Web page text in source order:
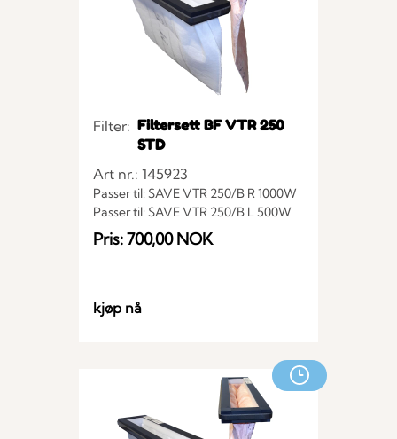
Filter: Filtersett BF VTR 250
STD
Art nr.: 145923
Passer til: SAVE VTR 250/B R 1000W
Passer til: SAVE VTR 250/B L 500W
Passer til: SAVE VTR 250/B R
Passer til: SAVE VTR 250/B L
Pris: 700,00 NOK
kjøp nå